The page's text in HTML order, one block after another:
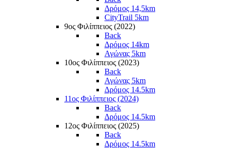
Δρόμος 14,5km
CityTrail 5km
9ος Φιλίππειος (2022)
Back
Δρόμος 14km
Αγώνας 5km
10ος Φιλίππειος (2023)
Back
Αγώνας 5km
Δρόμος 14.5km
11ος Φιλίππειος (2024)
Back
Δρόμος 14.5km
12ος Φιλίππειος (2025)
Back
Δρόμος 14.5km